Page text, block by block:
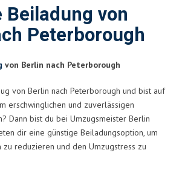
Beiladung von
Peterborough
von Berlin nach Peterborough
von Berlin nach Peterborough und bist auf
erschwinglichen und zuverlässigen
Dann bist du bei Umzugsmeister Berlin
dir eine günstige Beiladungsoption, um
zu reduzieren und den Umzugstress zu